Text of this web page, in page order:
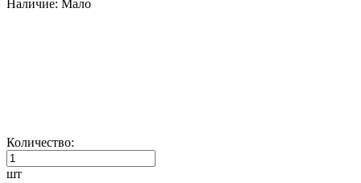
Наличие: Мало
Количество:
шт